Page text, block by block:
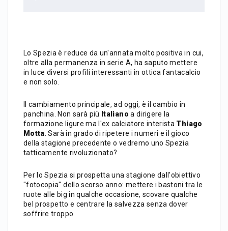
Lo Spezia è reduce da un'annata molto positiva in cui,
oltre alla permanenza in serie A, ha saputo mettere
in luce diversi profili interessanti in ottica fantacalcio
e non solo.
Il cambiamento principale, ad oggi, è il cambio in
panchina. Non sarà più Italiano a dirigere la
formazione ligure ma l'ex calciatore interista Thiago
Motta . Sarà in grado di ripetere i numeri e il gioco
della stagione precedente o vedremo uno Spezia
tatticamente rivoluzionato?
Per lo Spezia si prospetta una stagione dall'obiettivo
"fotocopia" dello scorso anno: mettere i bastoni tra le
ruote alle big in qualche occasione, scovare qualche
bel prospetto e centrare la salvezza senza dover
soffrire troppo.